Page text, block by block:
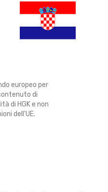
europeo per
di
di HGK e non
dell'UE.